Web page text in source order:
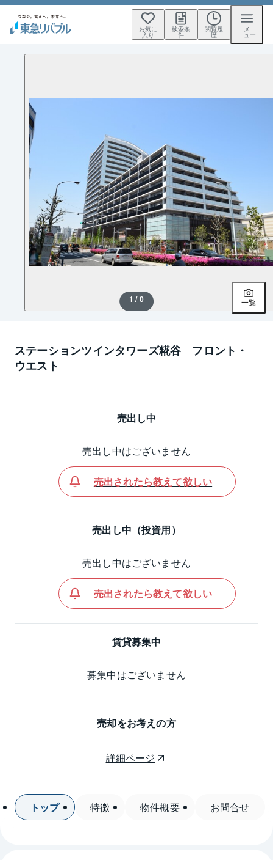
お気に
入り
検索条
件
閲覧履
歴
メ
ニュー
1 / 0 一覧
ステーションツインタワーズ糀谷 フロント・
ウエスト
売出し中
売出し中はございません
売出されたら教えて欲しい
売出し中（投資用）
売出し中はございません
売出されたら教えて欲しい
賃貸募集中
募集中はございません
売却をお考えの方
詳細ページ
トップ 特徴 物件概要 お問合せ